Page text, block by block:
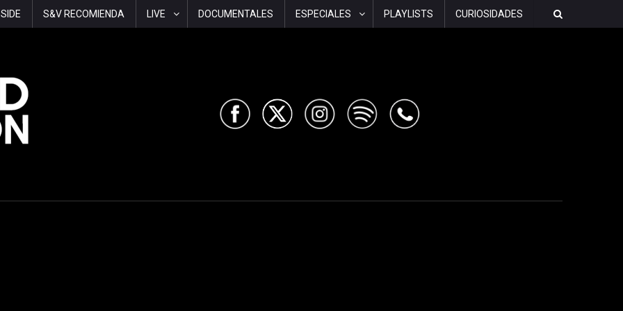
S&V RECOMIENDA LIVE DOCUMENTALES ESPECIALES PLAYLISTS CURIOSIDADES